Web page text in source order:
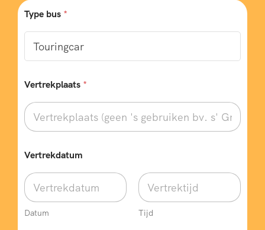
Type bus *
Vertrekplaats *
Vertrekdatum
Datum Tijd